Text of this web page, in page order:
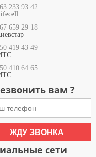
233 93 42
659 29 18
419 43 49
410 64 65
вам ?
ЖДУ ЗВОНКА
сети